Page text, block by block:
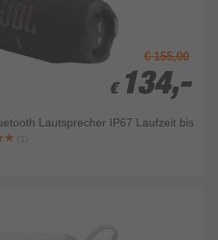
€ 155,00
€ 134,-
€ 134,-
Lautsprecher IP67 Laufzeit bis
(1)